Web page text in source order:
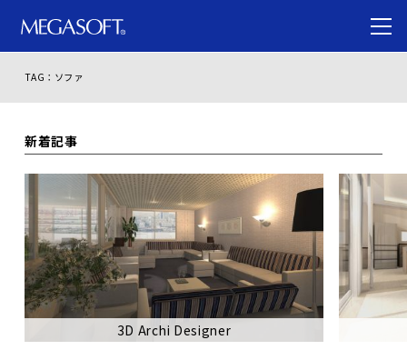
TAG：ソファ
新着記事
3D Archi Designer